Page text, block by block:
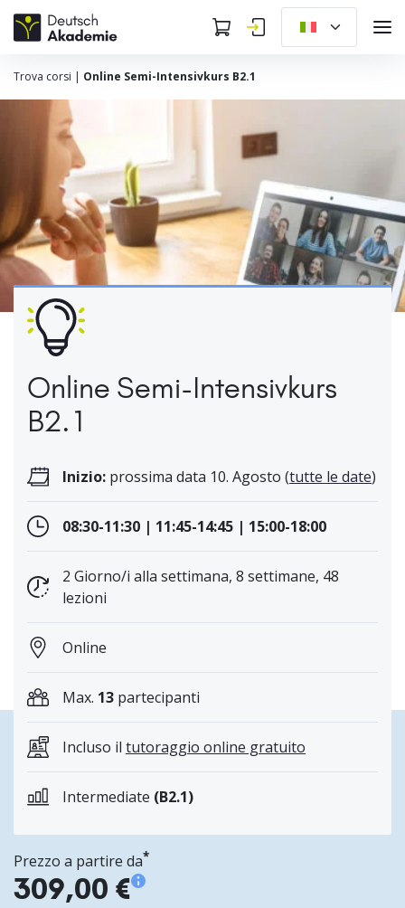
Trova corsi | Online Semi-Intensivkurs B2.1
Online Semi-Intensivkurs
B2.1
Inizio: prossima data 10. Agosto (tutte le date)
08:30-11:30 | 11:45-14:45 | 15:00-18:00
2 Giorno/i alla settimana, 8 settimane, 48
lezioni
Online
Max. 13 partecipanti
Incluso il tutoraggio online gratuito
Intermediate (B2.1)
Prezzo a partire da*
309,00 €